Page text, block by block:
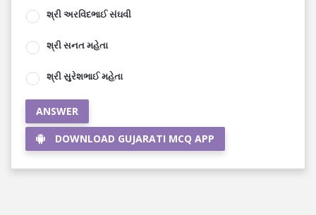
શ્રી અરવિંદભાઈ સંઘવી
શ્રી સનત મહેતા
શ્રી સુરેશભાઈ મહેતા
ANSWER
DOWNLOAD GUJARATI MCQ APP